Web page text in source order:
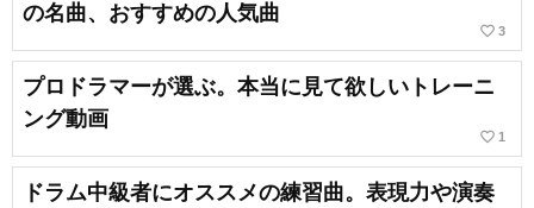
の名曲、おすすめの人気曲
favorite_border 3
プロドラマーが選ぶ。本当に見て欲しいトレーニ
ング動画
favorite_border 1
ドラム中級者にオススメの練習曲。表現力や演奏